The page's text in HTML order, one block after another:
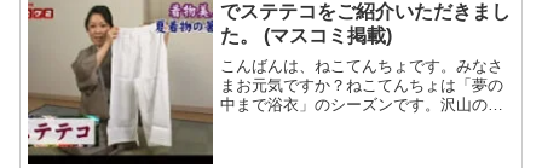
でステテコをご紹介いただきまし
た。 (マスコミ掲載)
こんばんは、ねこてんちょです。みなさ
まお元気ですか？ねこてんちょは「夢の
中まで浴衣」のシーズンです。沢山の方